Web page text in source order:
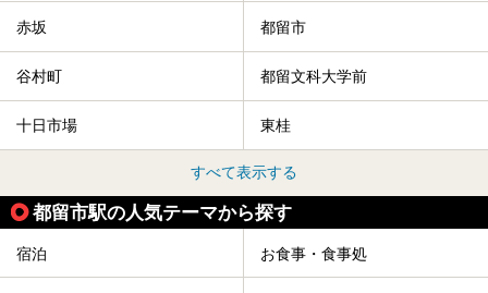
赤坂 都留市
谷村町 都留文科大学前
十日市場 東桂
すべて表示する
都留市駅の人気テーマから探す
宿泊 お食事・食事処